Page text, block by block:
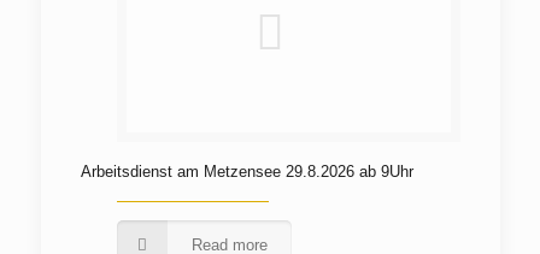
Arbeitsdienst am Metzensee 29.8.2026 ab 9Uhr
Read more